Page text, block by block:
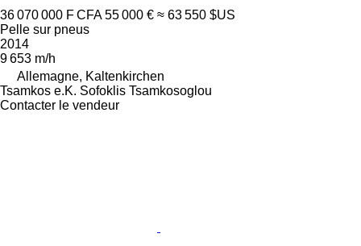
36 070 000 F CFA 55 000 € ≈ 63 550 $US
Pelle sur pneus
2014
9 653 m/h
Allemagne, Kaltenkirchen
Tsamkos e.K. Sofoklis Tsamkosoglou
Contacter le vendeur